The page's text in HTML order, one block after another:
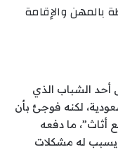
بالمهن والإقامة
أحد الشباب الذي
لكنه فوجئ بأن
أثاث”، ما دفعه
يسبب له مشكلات